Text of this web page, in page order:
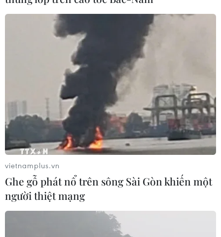
vietnamplus.vn
Ghe gỗ phát nổ trên sông Sài Gòn khiến một
người thiệt mạng